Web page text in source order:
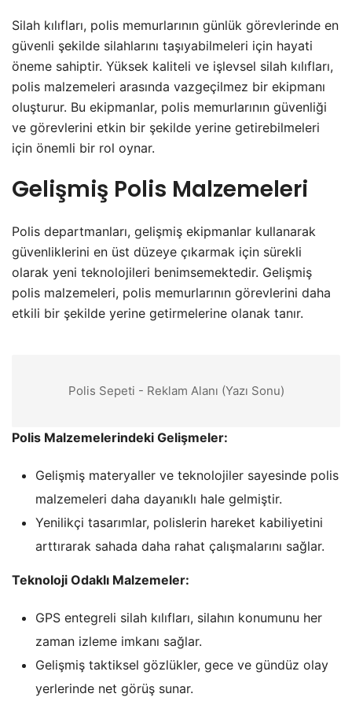
Silah kılıfları, polis memurlarının günlük görevlerinde en
güvenli şekilde silahlarını taşıyabilmeleri için hayati
öneme sahiptir. Yüksek kaliteli ve işlevsel silah kılıfları,
polis malzemeleri arasında vazgeçilmez bir ekipmanı
oluşturur. Bu ekipmanlar, polis memurlarının güvenliği
ve görevlerini etkin bir şekilde yerine getirebilmeleri
için önemli bir rol oynar.
Gelişmiş Polis Malzemeleri
Polis departmanları, gelişmiş ekipmanlar kullanarak
güvenliklerini en üst düzeye çıkarmak için sürekli
olarak yeni teknolojileri benimsemektedir. Gelişmiş
polis malzemeleri, polis memurlarının görevlerini daha
etkili bir şekilde yerine getirmelerine olanak tanır.
Polis Sepeti - Reklam Alanı (Yazı Sonu)
Polis Malzemelerindeki Gelişmeler:
Gelişmiş materyaller ve teknolojiler sayesinde polis
malzemeleri daha dayanıklı hale gelmiştir.
Yenilikçi tasarımlar, polislerin hareket kabiliyetini
arttırarak sahada daha rahat çalışmalarını sağlar.
Teknoloji Odaklı Malzemeler:
GPS entegreli silah kılıfları, silahın konumunu her
zaman izleme imkanı sağlar.
Gelişmiş taktiksel gözlükler, gece ve gündüz olay
yerlerinde net görüş sunar.